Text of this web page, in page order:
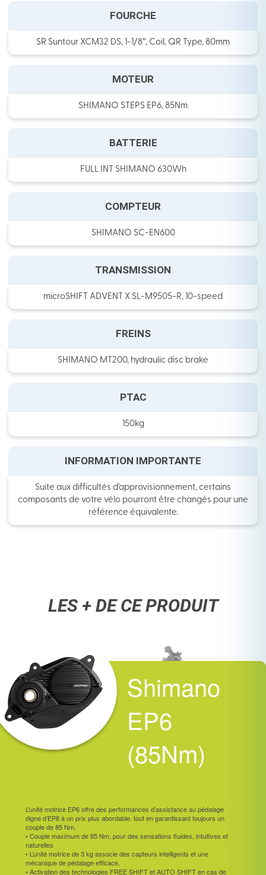
FOURCHE
SR Suntour XCM32 DS, 1-1/8″, Coil, QR Type, 80mm
MOTEUR
SHIMANO STEPS EP6, 85Nm
BATTERIE
FULL INT SHIMANO 630Wh
COMPTEUR
SHIMANO SC-EN600
TRANSMISSION
microSHIFT ADVENT X SL-M9505-R, 10-speed
FREINS
SHIMANO MT200, hydraulic disc brake
PTAC
150kg
INFORMATION IMPORTANTE
Suite aux difficultés d'approvisionnement, certains
composants de votre vélo pourront être changés pour une
référence équivalente.
LES + DE CE PRODUIT
Shimano
EP6
(85Nm)
L’unité motrice EP6 offre des performances d’assistance au pédalage
digne d’EP8 à un prix plus abordable, tout en garantissant toujours un
couple de 85 Nm.
• Couple maximum de 85 Nm, pour des sensations fluides, intuitives et
naturelles
• L’unité motrice de 3 kg associe des capteurs intelligents et une
mécanique de pédalage efficace.
• Activation des technologies FREE SHIFT et AUTO SHIFT en cas de